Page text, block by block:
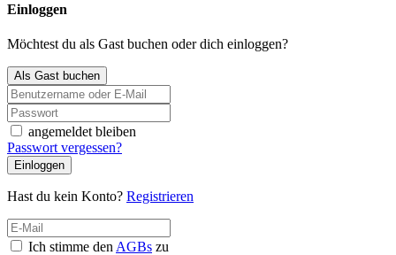
Einloggen
Möchtest du als Gast buchen oder dich einloggen?
Als Gast buchen
angemeldet bleiben
Passwort vergessen?
Einloggen
Hast du kein Konto? Registrieren
Ich stimme den AGBs zu